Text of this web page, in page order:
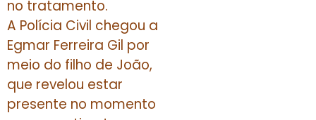
no tratamento.
A Polícia Civil chegou a
Egmar Ferreira Gil por
meio do filho de João,
que revelou estar
presente no momento